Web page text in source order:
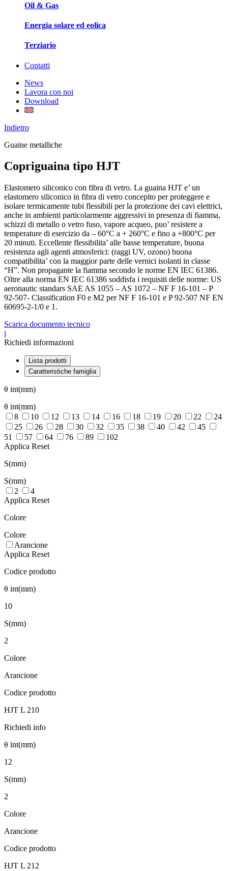
Oil & Gas
Energia solare ed eolica
Terziario
Contatti
News
Lavora con noi
Download
Indietro
Guaine metalliche
Copriguaina tipo HJT
Elastomero siliconico con fibra di vetro. La guaina HJT e’ un
elastomero siliconico in fibra di vetro concepito per proteggere e
isolare termicamente tubi flessibili per la protezione dei cavi elettrici,
anche in ambienti particolarmente aggressivi in presenza di fiamma,
schizzi di metallo o vetro fuso, vapore acqueo, puo’ resistere a
temperature di esercizio da – 60°C a + 260°C e fino a +800°C per
20 minuti. Eccellente flessibilita’ alle basse temperature, buona
resistenza agli agenti atmosferici: (raggi UV, ozono) buona
compatibilita’ con la maggior parte delle vernici isolanti in classe
“H”. Non propagante la fiamma secondo le norme EN IEC 61386.
Oltre alla norma EN IEC 61386 soddisfa i requisiti delle norme: US
aeronautic standars SAE AS 1055 – AS 1072 – NF F 16-101 – P
92-507- Classification F0 e M2 per NF F 16-101 e P 92-507 NF EN
60695-2-1/0 e 1.
Scarica documento tecnico
i
Richiedi informazioni
Lista prodotti
Caratteristiche famiglia
θ int(mm)
θ int(mm)
8
10 12 13 14 16 18 19 20 22
24
25
26 28 30 32 35 38 40 42
45
51
57 64 76 89
102
Applica Reset
S(mm)
S(mm)
2
4
Applica Reset
Colore
Colore
Arancione
Applica Reset
Codice prodotto
θ int(mm)
10
S(mm)
2
Colore
Arancione
Codice prodotto
HJT L 210
Richiedi info
θ int(mm)
12
S(mm)
2
Colore
Arancione
Codice prodotto
HJT L 212